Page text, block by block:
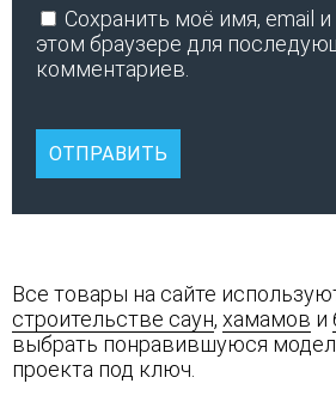
Сохранить моё имя, email
этом браузере для
комментариев.
Все товары на сайте
строительстве саун, хамамов и
выбрать понравившуюся
проекта под ключ.